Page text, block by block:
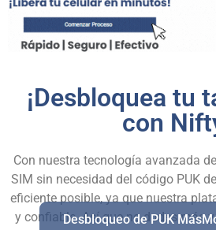
¡Desbloquea tu
con
Con nuestra tecnología avanzada
SIM sin necesidad del código PUK
eficiente posible, ya que nuestra
y confiable. Así que no dudes más
Desbloqueo de PUK